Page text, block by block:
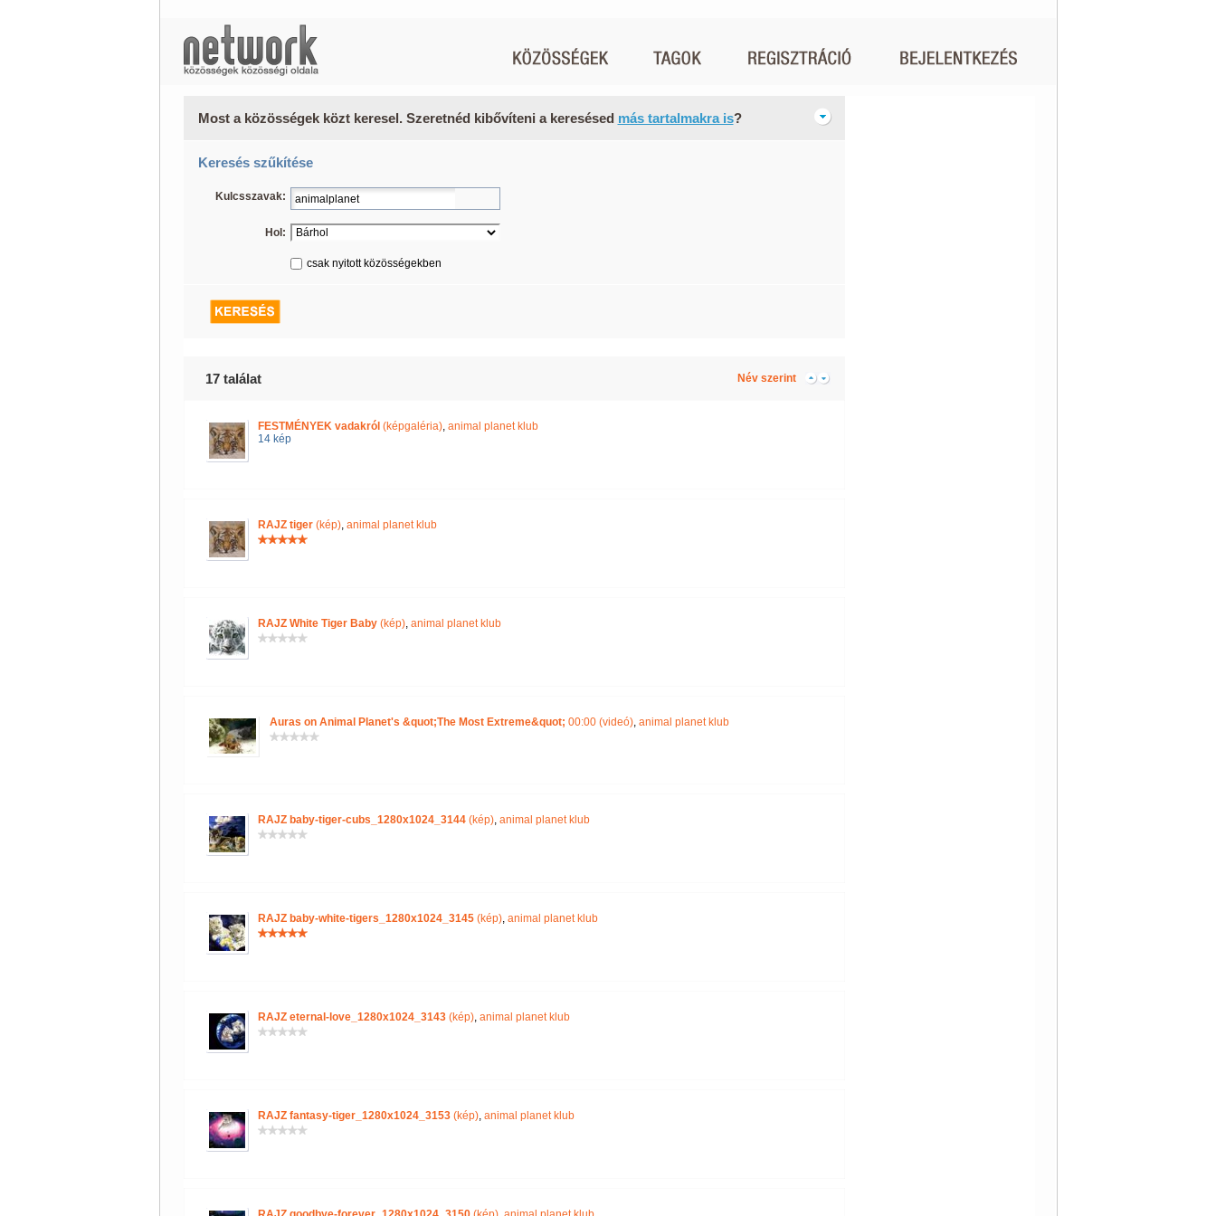
Most a közösségek közt keresel. Szeretnéd kibővíteni a keresésed más tartalmakra is?
Keresés szűkítése
Kulcsszavak:
Hol:
csak nyitott közösségekben
17 találat Név szerint
FESTMÉNYEK vadakról (képgaléria), animal planet klub
14 kép
RAJZ tiger(kép), animal planet klub
RAJZ White Tiger Baby(kép), animal planet klub
Auras on Animal Planet's &quot;The Most Extreme&quot; 00:00 (videó), animal planet klub
RAJZ baby-tiger-cubs_1280x1024_3144(kép), animal planet klub
RAJZ baby-white-tigers_1280x1024_3145(kép), animal planet klub
RAJZ eternal-love_1280x1024_3143(kép), animal planet klub
RAJZ fantasy-tiger_1280x1024_3153(kép), animal planet klub